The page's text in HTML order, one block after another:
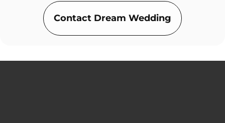
Contact Dream Wedding